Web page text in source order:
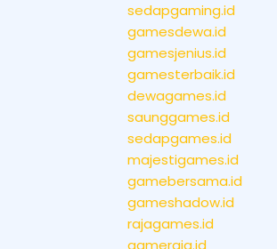
sedapgaming.id
gamesdewa.id
gamesjenius.id
gamesterbaik.id
dewagames.id
saunggames.id
sedapgames.id
majestigames.id
gamebersama.id
gameshadow.id
rajagames.id
gameraja.id